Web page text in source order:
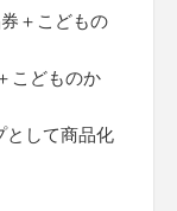
＋こどもの
こどものか
として商品化